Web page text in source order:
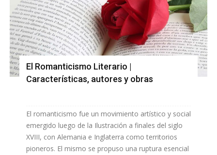
El Romanticismo Literario |
Características, autores y obras
El romanticismo fue un movimiento artístico y social
emergido luego de la Ilustración a finales del siglo
XVIII, con Alemania e Inglaterra como territorios
pioneros. El mismo se propuso una ruptura esencial